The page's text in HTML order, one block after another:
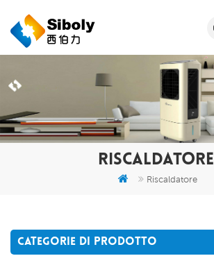
RISCALDATORE
Riscaldatore
CATEGORIE DI PRODOTTO